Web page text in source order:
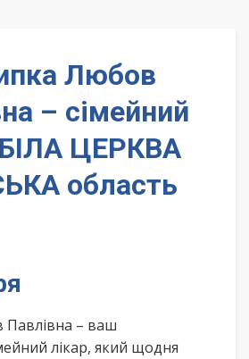
Любов
– сімейний
БІЛА ЦЕРКВА
область
– ваш
лікар, який щодня